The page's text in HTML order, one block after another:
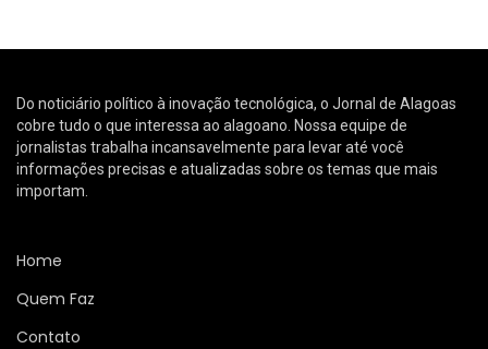
Do noticiário político à inovação tecnológica, o Jornal de Alagoas
cobre tudo o que interessa ao alagoano. Nossa equipe de
jornalistas trabalha incansavelmente para levar até você
informações precisas e atualizadas sobre os temas que mais
importam.
Home
Quem Faz
Contato